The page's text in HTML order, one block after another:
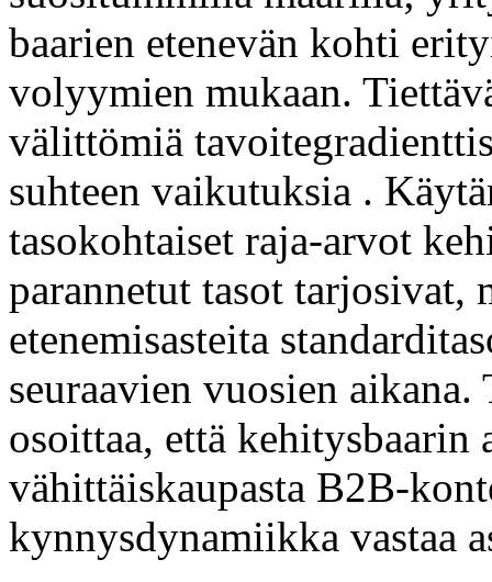
baarien etenevän kohti
volyymien mukaan.
välittömiä
suhteen vaikutuksia .
tasokohtaiset raja-arvot
parannetut tasot
etenemisasteita
seuraavien vuosien aikana.
osoittaa, että
vähittäiskaupasta B2B-
kynnysdynamiikka vastaa